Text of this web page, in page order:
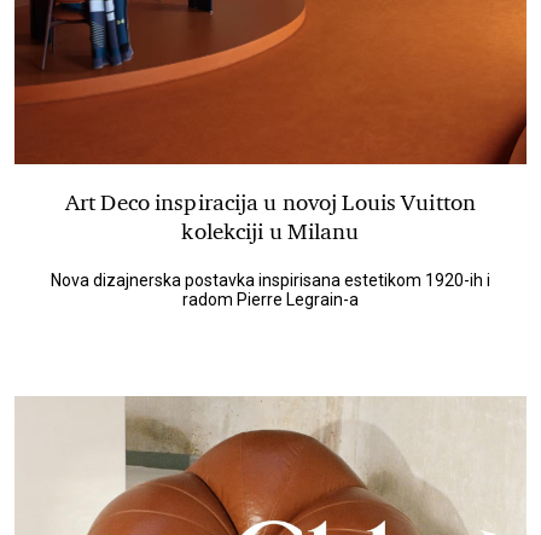
Art Deco inspiracija u novoj Louis Vuitton
kolekciji u Milanu
Nova dizajnerska postavka inspirisana estetikom 1920-ih i
radom Pierre Legrain-a